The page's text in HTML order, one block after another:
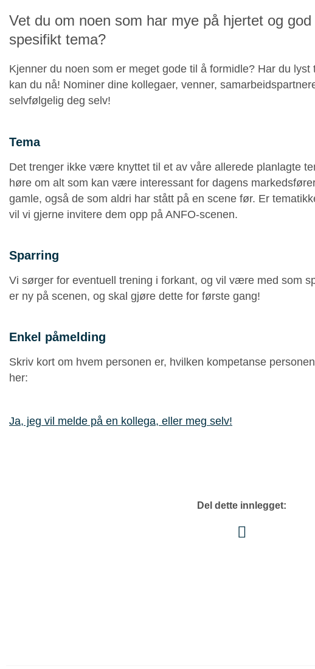
Vet du om noen som har mye på hjertet og
spesifikt tema?
Kjenner du noen som er meget gode til å formidle? Har du
kan du nå! Nominer dine kollegaer, venner,
selvfølgelig deg selv!
Tema
Det trenger ikke være knyttet til et av våre allerede planlagte
høre om alt som kan være interessant for dagens
gamle, også de som aldri har stått på en scene før. Er
vil vi gjerne invitere dem opp på ANFO-scenen.
Sparring
Vi sørger for eventuell trening i forkant, og vil være med som
er ny på scenen, og skal gjøre dette for første gang!
Enkel påmelding
Skriv kort om hvem personen er, hvilken kompetanse
her:
Ja, jeg vil melde på en kollega, eller meg selv!
Del dette innlegget: